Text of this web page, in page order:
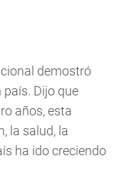
demostró
Dijo que
años, esta
la salud, la
ha ido creciendo